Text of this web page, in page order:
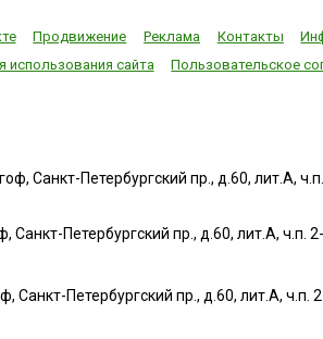
Продвижение Реклама Контакты
использования сайта
Пользовательское
Санкт-Петербургский пр., д.60, лит.А,
Санкт-Петербургский пр., д.60, лит.А, ч.п.
,Санкт-Петербургский пр., д.60, лит.А, ч.п.